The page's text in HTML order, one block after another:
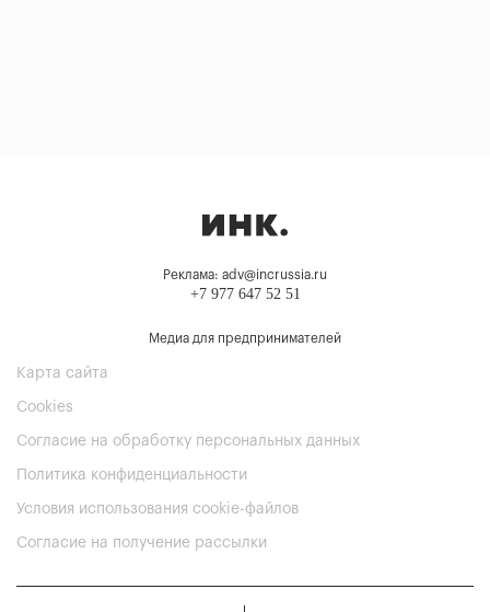
Реклама: adv@incrussia.ru
+7 977 647 52 51
Медиа для предпринимателей
Карта сайта
Cookies
Согласие на обработку персональных данных
Политика конфиденциальности
Условия использования cookie-файлов
Согласие на получение рассылки